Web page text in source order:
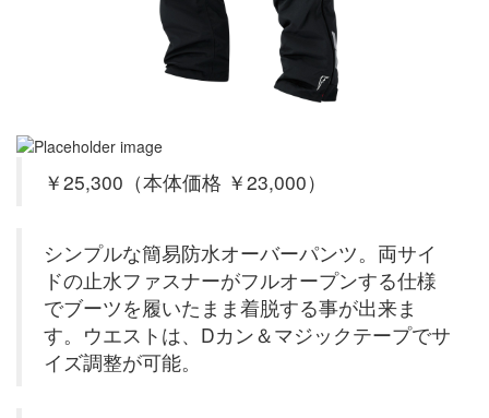
￥25,300（本体価格 ￥23,000）
シンプルな簡易防水オーバーパンツ。両サイ
ドの止水ファスナーがフルオープンする仕様
でブーツを履いたまま着脱する事が出来ま
す。ウエストは、Dカン＆マジックテープでサ
イズ調整が可能。